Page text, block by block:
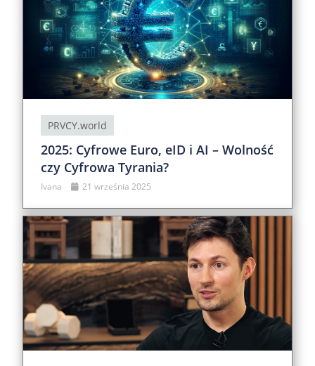
PRVCY.world
2025: Cyfrowe Euro, eID i AI – Wolność
czy Cyfrowa Tyrania?
Ivana 21 września 2025